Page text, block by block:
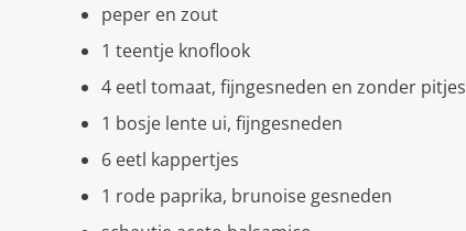
peper en zout
1 teentje knoflook
4 eetl tomaat, fijngesneden en zonder pitjes
1 bosje lente ui, fijngesneden
6 eetl kappertjes
1 rode paprika, brunoise gesneden